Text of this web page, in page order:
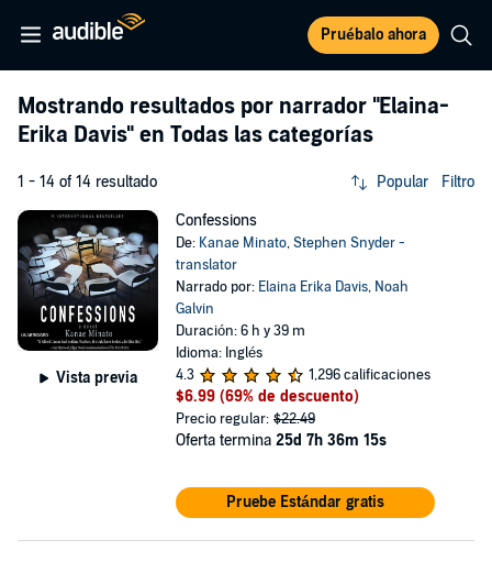
Pruébalo ahora
Mostrando resultados por narrador "Elaina-
Erika Davis" en Todas las categorías
1 - 14 of 14 resultado Popular Filtro
Vista previa
Confessions
De: Kanae Minato,Stephen Snyder -
translator
Narrado por: Elaina Erika Davis, Noah
Galvin
Duración: 6 h y 39 m
Idioma: Inglés
4.3
1,296 calificaciones
$6.99 (69% de descuento)
Precio regular: $22.49
Oferta termina 25d 7h 36m 14s
Pruebe Estándar gratis